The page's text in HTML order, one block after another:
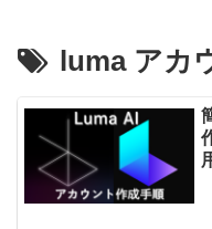
luma アカ